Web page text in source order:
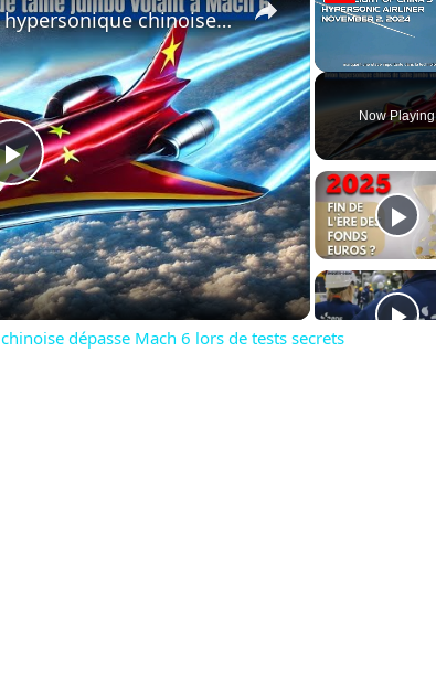
Now Playing
Play
Video
La gigantesque navette hypersonique chinoise dépasse Mach 6 lors de tests secrets
dépasse Mach 6 lors de tests secrets